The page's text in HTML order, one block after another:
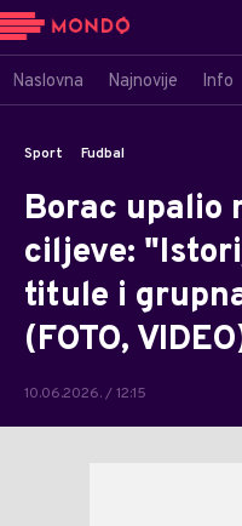
Naslovna Najnovije Info
Sport Fudbal
Borac upalio
ciljeve:
titule i
(FOTO,
10.06.2026. / 12:15